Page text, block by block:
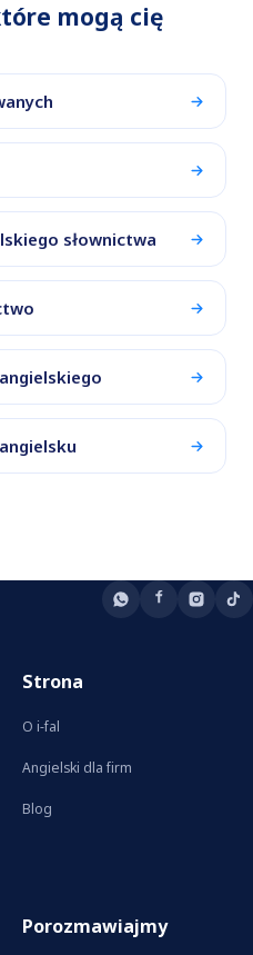
mogą cię
słownictwa
Strona
O i-fal
Angielski dla firm
Blog
Porozmawiajmy